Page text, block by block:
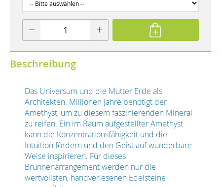
Beschreibung
Das Universum und die Mutter Erde als
Architekten. Millionen Jahre benötigt der
Amethyst, um zu diesem faszinierenden Mineral
zu reifen. Ein im Raum aufgestellter Amethyst
kann die Konzentrationsfähigkeit und die
Intuition fördern und den Geist auf wunderbare
Weise inspirieren. Für dieses
Brunnenarrangement werden nur die
wertvollsten, handverlesenen Edelsteine